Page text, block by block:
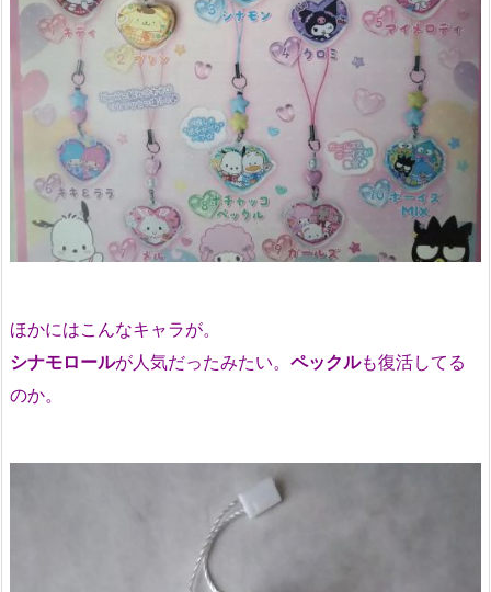
ほかにはこんなキャラが。
シナモロールが人気だったみたい。 ペックルも復活してる
のか。